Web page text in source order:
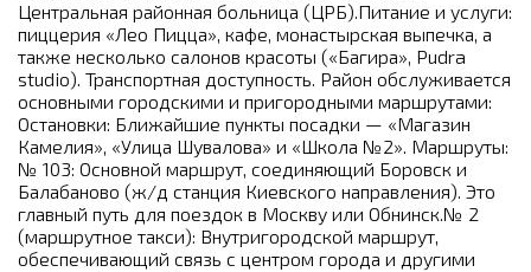
Центральная районная больница (ЦРБ).Питание и услуги:
пиццерия «Лео Пицца», кафе, монастырская выпечка, а
также несколько салонов красоты («Багира», Pudra
studio). Транспортная доступность. Район обслуживается
основными городскими и пригородными маршрутами:
Остановки: Ближайшие пункты посадки — «Магазин
Камелия», «Улица Шувалова» и «Школа №2». Маршруты:
№ 103: Основной маршрут, соединяющий Боровск и
Балабаново (ж/д станция Киевского направления). Это
главный путь для поездок в Москву или Обнинск.№ 2
(маршрутное такси): Внутригородской маршрут,
обеспечивающий связь с центром города и другими